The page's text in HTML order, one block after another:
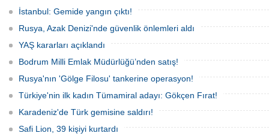
İstanbul: Gemide yangın çıktı!
Rusya, Azak Denizi'nde güvenlik önlemleri aldı
YAŞ kararları açıklandı
Bodrum Milli Emlak Müdürlüğü’nden satış!
Rusya'nın 'Gölge Filosu' tankerine operasyon!
Türkiye'nin ilk kadın Tümamiral adayı: Gökçen Fırat!
Karadeniz'de Türk gemisine saldırı!
Safi Lion, 39 kişiyi kurtardı